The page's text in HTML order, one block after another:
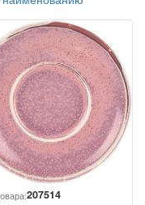
207514